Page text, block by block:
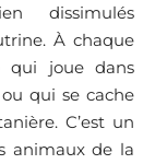
dissimulés
À chaque
qui joue dans
qui se cache
C’est un
animaux de la